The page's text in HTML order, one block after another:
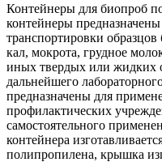
Контейнеры для биопроб
контейнеры
транспортировки
кал, мокрота, грудное
иных твердых или жидких
дальнейшего
предназначены для
профилактических
самостоятельного
контейнера
полипропилена, крышка